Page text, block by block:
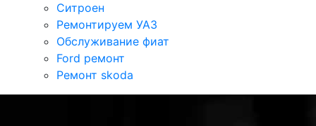
Ситроен
Ремонтируем УАЗ
Обслуживание фиат
Ford ремонт
Ремонт skoda